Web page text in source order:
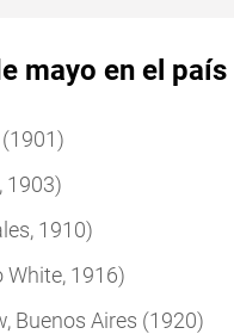
mayo en el país
(1901)
1903)
1910)
1916)
Buenos Aires (1920)